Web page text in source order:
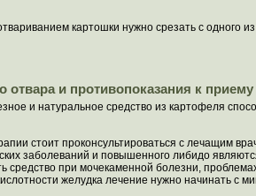
картошки нужно срезать с одного
отвара и противопоказания к приему
и натуральное средство из картофеля
стоит проконсультироваться с лечащим
заболеваний и повышенного либидо
средство при мочекаменной болезни,
желудка лечение нужно начинать с